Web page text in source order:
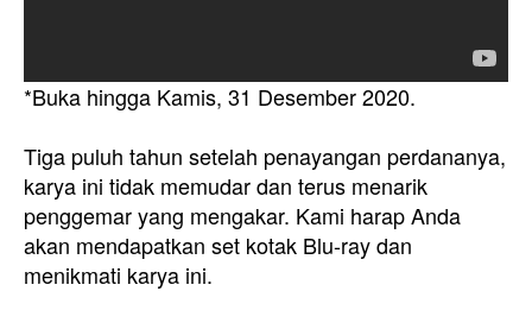
*Buka hingga Kamis, 31 Desember 2020.
Tiga puluh tahun setelah penayangan perdananya,
karya ini tidak memudar dan terus menarik
penggemar yang mengakar. Kami harap Anda
akan mendapatkan set kotak Blu-ray dan
menikmati karya ini.